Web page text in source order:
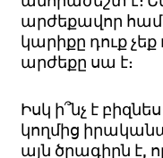
արժեքավոր
կարիքը դուք չեք
արժեքը սա է:
Իսկ ի՞նչ է
կողմից
այն ծրագիրն է,